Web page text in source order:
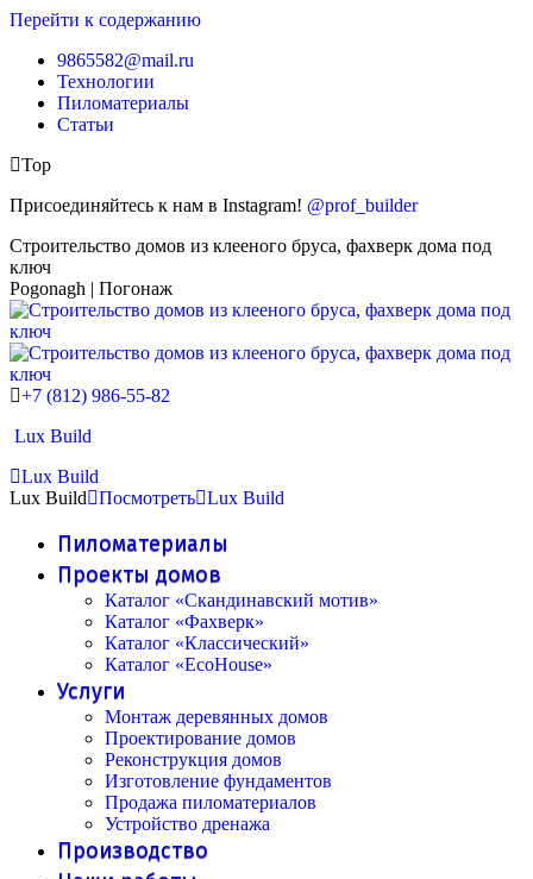
Перейти к содержанию
9865582@mail.ru
Технологии
Пиломатериалы
Статьи
Top
Присоединяйтесь к нам в Instagram! @prof_builder
Строительство домов из клееного бруса, фахверк дома под
ключ
Pogonagh | Погонаж
+7 (812) 986-55-82
Lux Build
Lux Build
Lux Build
Посмотреть Lux Build
Пиломатериалы
Проекты домов
Каталог «Скандинавский мотив»
Каталог «Фахверк»
Каталог «Классический»
Каталог «EcoHouse»
Услуги
Монтаж деревянных домов
Проектирование домов
Реконструкция домов
Изготовление фундаментов
Продажа пиломатериалов
Устройство дренажа
Производство